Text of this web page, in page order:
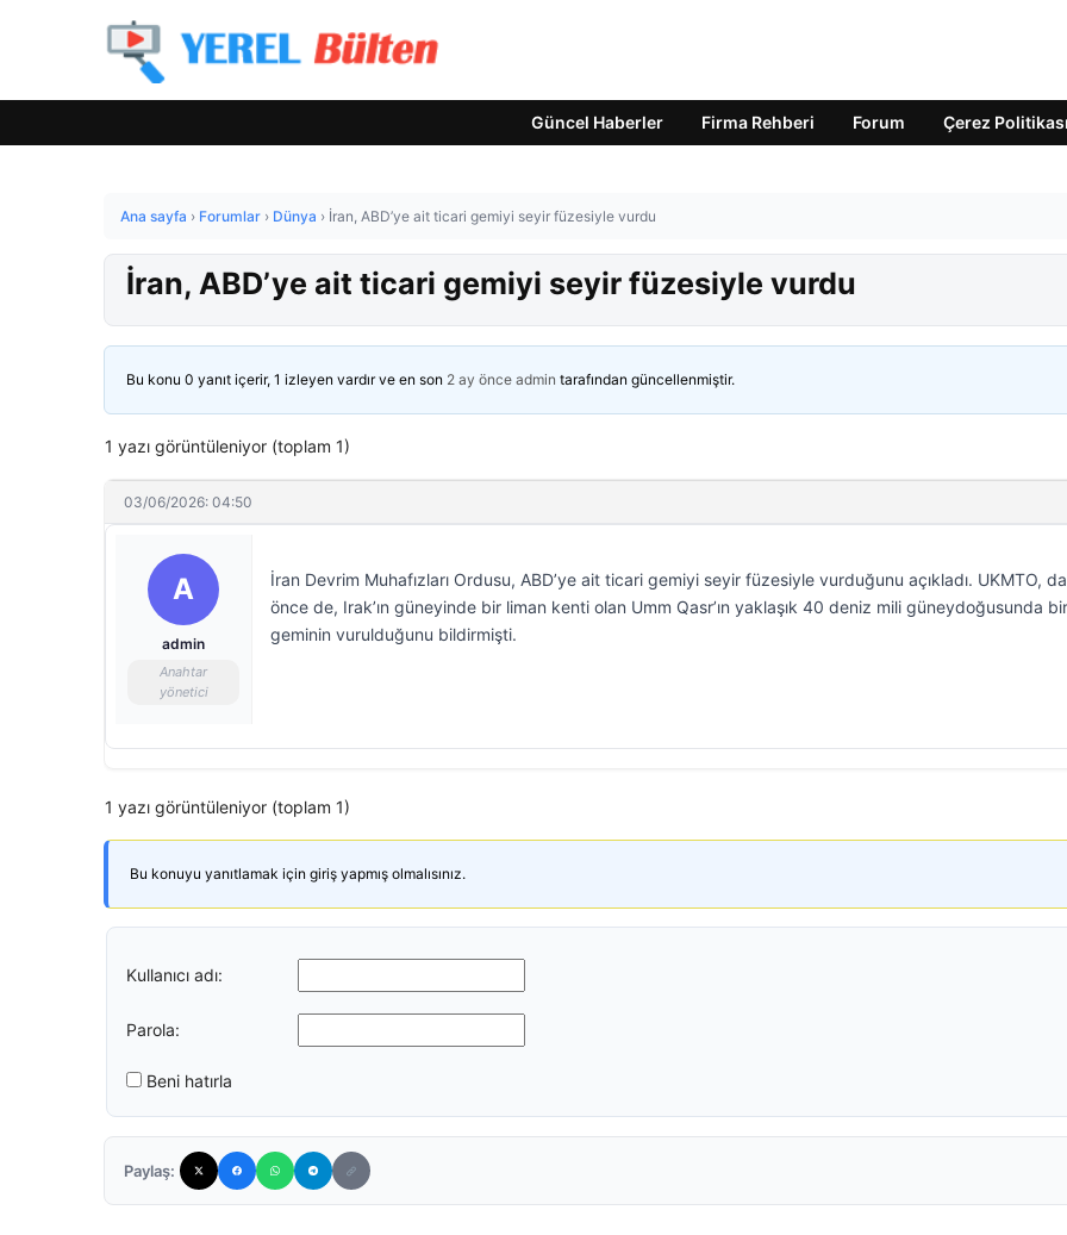
Güncel Haberler Firma Rehberi Forum Çerez Politikası
Ana sayfa › Forumlar › Dünya › İran, ABD’ye ait ticari gemiyi seyir füzesiyle vurdu
İran, ABD’ye ait ticari gemiyi seyir füzesiyle vurdu
Bu konu 0 yanıt içerir, 1 izleyen vardır ve en son 2 ay önce admin tarafından güncellenmiştir.
1 yazı görüntüleniyor (toplam 1)
03/06/2026: 04:50
A
admin
Anahtar
yönetici
İran Devrim Muhafızları Ordusu, ABD’ye ait ticari gemiyi seyir füzesiyle vurduğunu açıkladı. UKMTO,
önce de, Irak’ın güneyinde bir liman kenti olan Umm Qasr’ın yaklaşık 40 deniz mili güneydoğusunda bir
geminin vurulduğunu bildirmişti.
1 yazı görüntüleniyor (toplam 1)
Bu konuyu yanıtlamak için giriş yapmış olmalısınız.
Kullanıcı adı:
Parola:
Beni hatırla
Paylaş: